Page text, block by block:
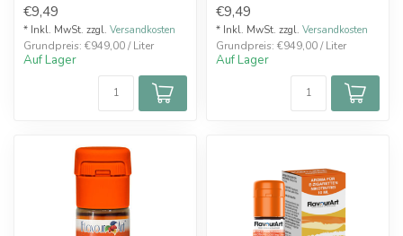
€9,49
* Inkl. MwSt. zzgl. Versandkosten
Grundpreis: €949,00 / Liter
Auf Lager
Reichhaltig, aro...
€9,49
* Inkl. MwSt. zzgl. Versandkosten
Grundpreis: €949,00 / Liter
Auf Lager